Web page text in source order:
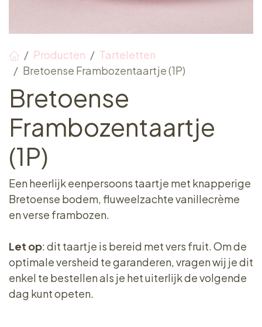
Producten
Tarteletten
Bretoense Frambozentaartje (1P)
Bretoense
Frambozentaartje
(1P)
Een heerlijk eenpersoons taartje met knapperige
Bretoense bodem, fluweelzachte vanillecrème
en verse frambozen.
Let op: dit taartje is bereid met vers fruit. Om de
optimale versheid te garanderen, vragen wij je dit
enkel te bestellen als je het uiterlijk de volgende
dag kunt opeten.